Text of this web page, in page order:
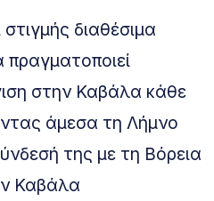
διαθέσιμα
πραγματοποιεί
στην Καβάλα κάθε
άμεσα τη Λήμνο
της με τη Βόρεια
Καβάλα